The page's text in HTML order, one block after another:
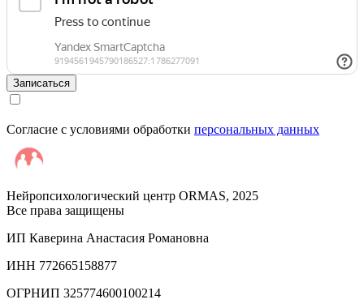
Записаться
Согласие с условиями обработки персональных данных
Нейропсихологический центр ORMAS, 2025
Все права защищены
ИП Каверина Анастасия Романовна
ИНН 772665158877
ОГРНИП 325774600100214